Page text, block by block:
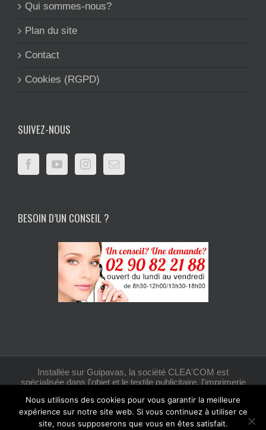
Qui sommes-nous?
Plan du site
Contact
Cookies (RGPD)
SUIVEZ-NOUS
BESOIN D’UN CONSEIL ?
Installée sur Guipavas, la société CLEA'COM est
spécialisée dans l'objet et le textile publicitaire, l'imprimerie
Facebook
Nous utilisons des cookies pour vous garantir la meilleure
expérience sur notre site web. Si vous continuez à utiliser ce
site, nous supposerons que vous en êtes satisfait.